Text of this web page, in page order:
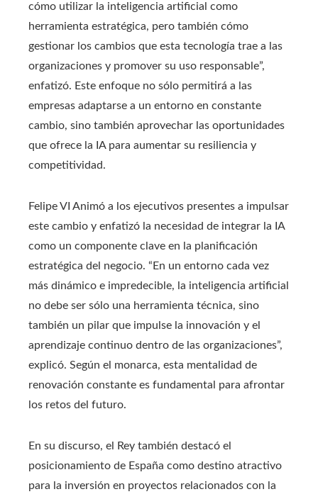
cómo utilizar la inteligencia artificial como
herramienta estratégica, pero también cómo
gestionar los cambios que esta tecnología trae a las
organizaciones y promover su uso responsable”,
enfatizó. Este enfoque no sólo permitirá a las
empresas adaptarse a un entorno en constante
cambio, sino también aprovechar las oportunidades
que ofrece la IA para aumentar su resiliencia y
competitividad.
Felipe VI Animó a los ejecutivos presentes a impulsar
este cambio y enfatizó la necesidad de integrar la IA
como un componente clave en la planificación
estratégica del negocio. “En un entorno cada vez
más dinámico e impredecible, la inteligencia artificial
no debe ser sólo una herramienta técnica, sino
también un pilar que impulse la innovación y el
aprendizaje continuo dentro de las organizaciones”,
explicó. Según el monarca, esta mentalidad de
renovación constante es fundamental para afrontar
los retos del futuro.
En su discurso, el Rey también destacó el
posicionamiento de España como destino atractivo
para la inversión en proyectos relacionados con la